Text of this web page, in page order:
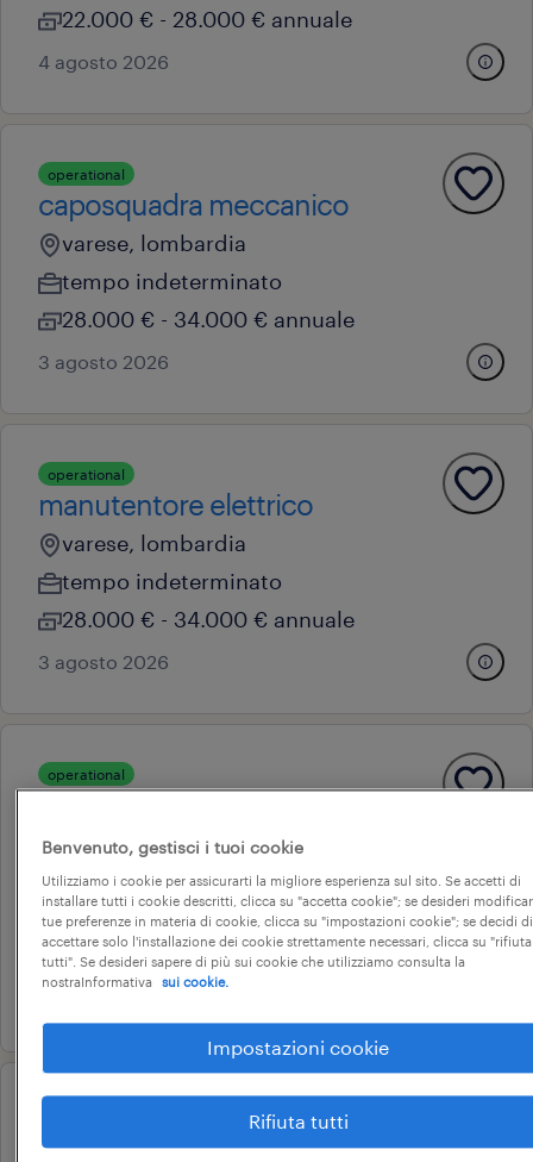
22.000 € - 28.000 € annuale
4 agosto 2026
operational
caposquadra meccanico
varese, lombardia
tempo indeterminato
28.000 € - 34.000 € annuale
3 agosto 2026
operational
manutentore elettrico
varese, lombardia
tempo indeterminato
28.000 € - 34.000 € annuale
3 agosto 2026
operational
(f/m/nb)
varese, lombardia
tempo determinato
22.000 € - 28.000 € annuale
cameriere ai piani di albergo
Benvenuto, gestisci i tuoi cookie
Utilizziamo i cookie per assicurarti la migliore esperienza sul sito. Se accetti di
installare tutti i cookie descritti, clicca su "accetta cookie"; se desideri
tue preferenze in materia di cookie, clicca su "impostazioni cookie"; se decidi di
accettare solo l'installazione dei cookie strettamente necessari, clicca su "rifiuta
tutti". Se desideri sapere di più sui cookie che utilizziamo consulta la
nostraInformativa
sui cookie.
Impostazioni cookie
Rifiuta tutti